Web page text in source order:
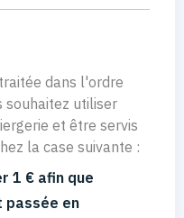
dans l'ordre
souhaitez utiliser
et être servis
la case suivante :
1 € afin que
passée en